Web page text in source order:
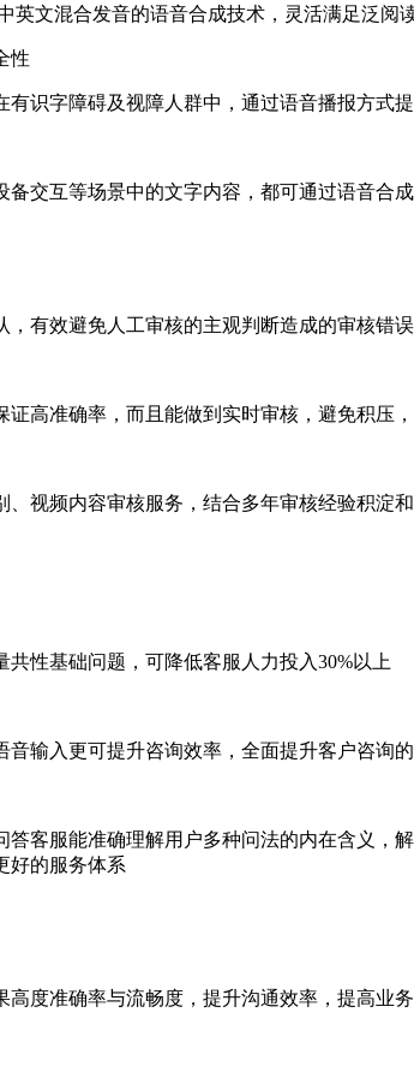
英文混合发音的语音合成技术，灵活满足泛
性
识字障碍及视障人群中，通过语音播报方式
交互等场景中的文字内容，都可通过语音合
有效避免人工审核的主观判断造成的审核错误
高准确率，而且能做到实时审核，避免积压
视频内容审核服务，结合多年审核经验积
性基础问题，可降低客服人力投入30%以上
音输入更可提升咨询效率，全面提升客户咨询
客服能准确理解用户多种问法的内在含义，
好的服务体系
度准确率与流畅度，提升沟通效率，提高业